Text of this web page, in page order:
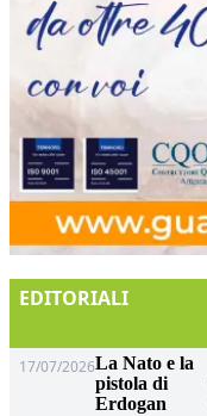
EDITORIALI
17/07/2026La Nato e la
pistola di
Erdogan